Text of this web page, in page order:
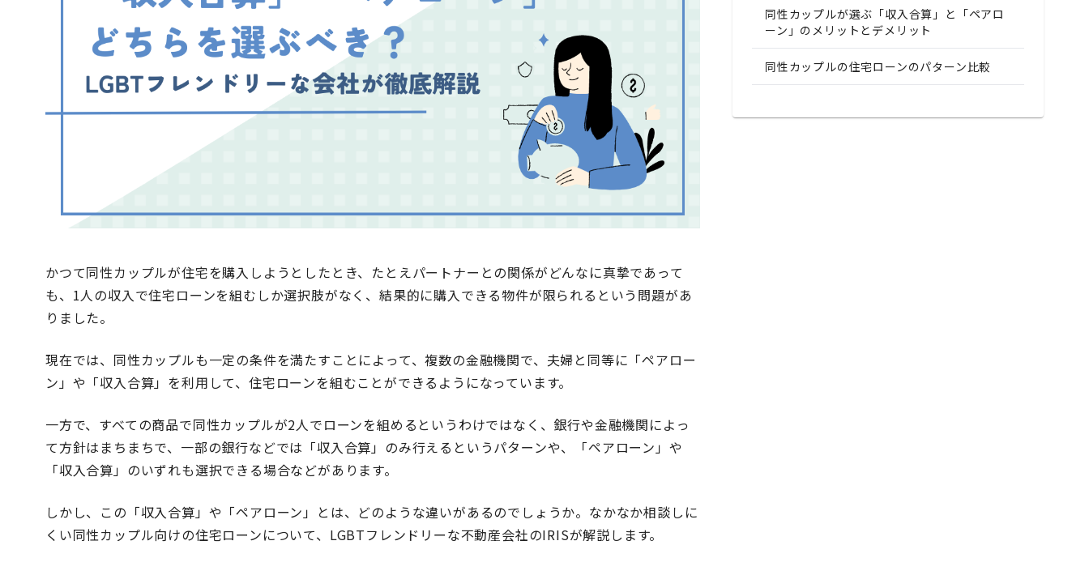
かつて同性カップルが住宅を購入しようとしたとき、たとえパートナーとの関係がどんなに真摯であって
も、1人の収入で住宅ローンを組むしか選択肢がなく、結果的に購入できる物件が限られるという問題があ
りました。
現在では、同性カップルも一定の条件を満たすことによって、複数の金融機関で、夫婦と同等に「ペアロー
ン」や「収入合算」を利用して、住宅ローンを組むことができるようになっています。
一方で、すべての商品で同性カップルが2人でローンを組めるというわけではなく、銀行や金融機関によっ
て方針はまちまちで、一部の銀行などでは「収入合算」のみ行えるというパターンや、「ペアローン」や
「収入合算」のいずれも選択できる場合などがあります。
しかし、この「収入合算」や「ペアローン」とは、どのような違いがあるのでしょうか。なかなか相談しに
くい同性カップル向けの住宅ローンについて、LGBTフレンドリーな不動産会社のIRISが解説します。
同性カップルが選ぶ「収入合算」と「ペアロ
ーン」のメリットとデメリット
同性カップルの住宅ローンのパターン比較